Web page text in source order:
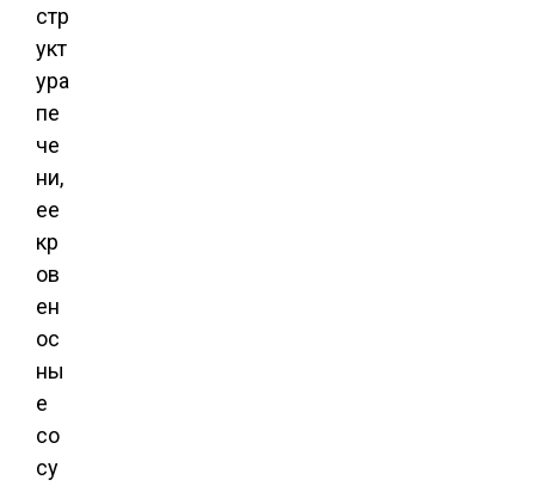
стр
укт
ура
пе
че
ни,
ее
кр
ов
ен
ос
ны
е
со
су